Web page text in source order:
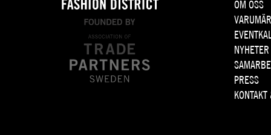
OM OSS
NYHETER
PRESS